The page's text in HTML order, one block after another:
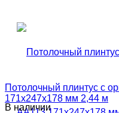
Потолочный плинтус с
171х247х178 мм 2,44 м
В наличии